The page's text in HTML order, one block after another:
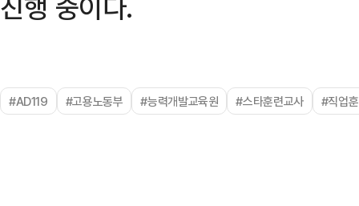
#AD119 #고용노동부 #능력개발교육원 #스타훈련교사 #직업